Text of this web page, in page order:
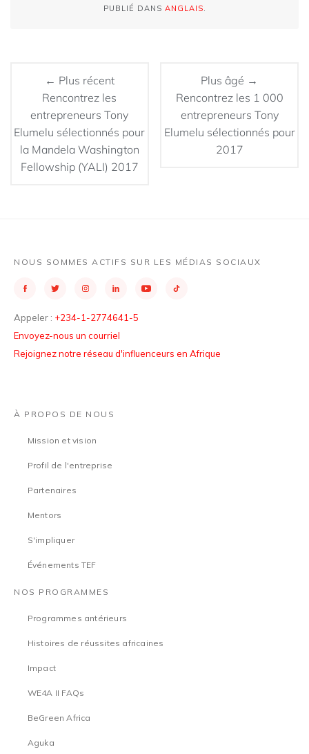
PUBLIÉ DANS ANGLAIS.
← Plus récent
Rencontrez les
entrepreneurs Tony
Elumelu sélectionnés pour
la Mandela Washington
Fellowship (YALI) 2017
Plus âgé →
Rencontrez les 1 000
entrepreneurs Tony
Elumelu sélectionnés pour
2017
NOUS SOMMES ACTIFS SUR LES MÉDIAS SOCIAUX
Appeler : +234-1-2774641-5
Envoyez-nous un courriel
Rejoignez notre réseau d'influenceurs en Afrique
À PROPOS DE NOUS
Mission et vision
Profil de l'entreprise
Partenaires
Mentors
S'impliquer
Événements TEF
NOS PROGRAMMES
Programmes antérieurs
Histoires de réussites africaines
Impact
WE4A II FAQs
BeGreen Africa
Aguka